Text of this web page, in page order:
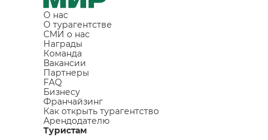
О нас
О турагентстве
СМИ о нас
Награды
Команда
Вакансии
Партнеры
FAQ
Бизнесу
Франчайзинг
Как открыть турагентство
Арендодателю
Туристам